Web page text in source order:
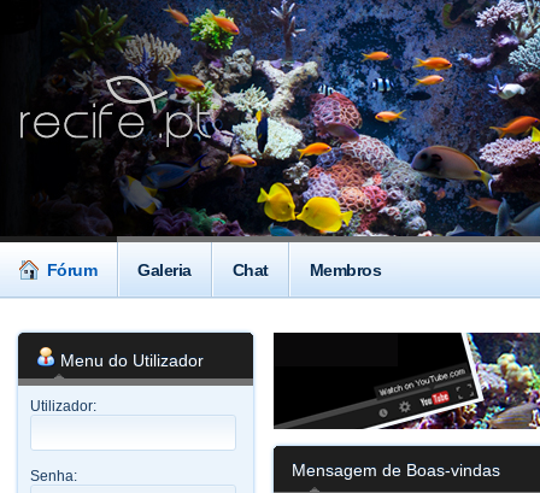
Fórum Galeria Chat Membros
Menu do Utilizador
Utilizador:
Senha: Mensagem de Boas-vindas